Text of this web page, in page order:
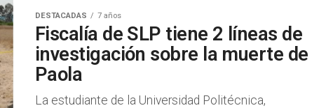
DESTACADAS 7 años
Fiscalía de SLP tiene 2 líneas de
investigación sobre la muerte de
Paola
La estudiante de la Universidad Politécnica,